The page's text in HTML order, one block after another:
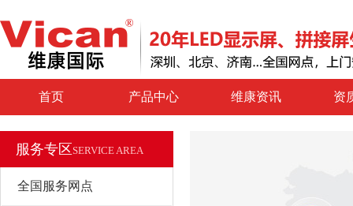
首页 产品中心 维康资讯 资
服务专区 SERVICE AREA
全国服务网点